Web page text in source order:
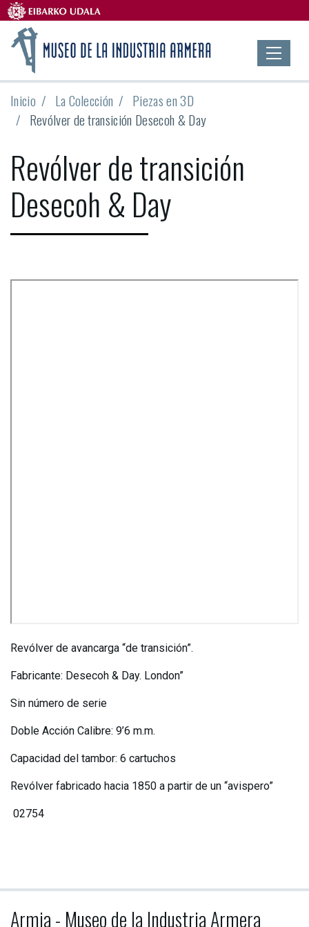
Inicio La Colección
Piezas en 3D
Revólver de transición Desecoh & Day
Revólver de transición
Desecoh & Day
Revólver de avancarga “de transición”.
Fabricante: Desecoh & Day. London”
Sin número de serie
Doble Acción Calibre: 9’6 m.m.
Capacidad del tambor: 6 cartuchos
Revólver fabricado hacia 1850 a partir de un “avispero”
02754
Armia - Museo de la Industria Armera